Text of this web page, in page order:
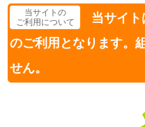
当サイトの
ご利用について
当サイ
のご利用となります。
せん。